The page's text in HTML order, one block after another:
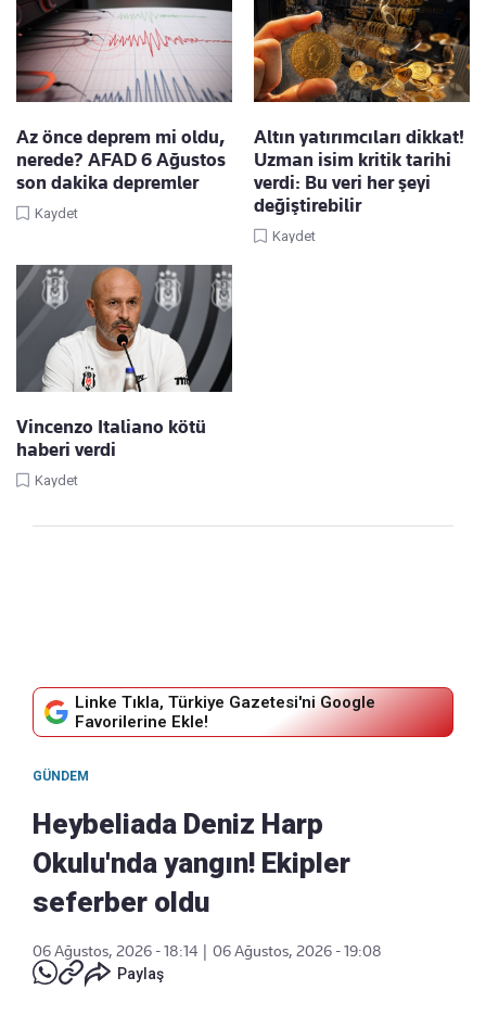
Az önce deprem mi oldu,
nerede? AFAD 6 Ağustos
son dakika depremler
Kaydet
Altın yatırımcıları dikkat!
Uzman isim kritik tarihi
verdi: Bu veri her şeyi
değiştirebilir
Kaydet
Vincenzo Italiano kötü
haberi verdi
Kaydet
Linke Tıkla, Türkiye Gazetesi'ni Google
Favorilerine Ekle!
GÜNDEM
Heybeliada Deniz Harp
Okulu'nda yangın! Ekipler
seferber oldu
06 Ağustos, 2026 - 18:14
06 Ağustos, 2026 - 19:08
Paylaş